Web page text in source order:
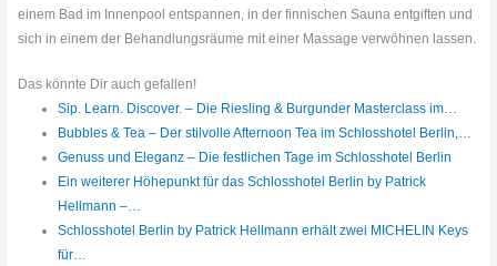
einem Bad im Innenpool entspannen, in der finnischen Sauna entgiften und
sich in einem der Behandlungsräume mit einer Massage verwöhnen lassen.
Das könnte Dir auch gefallen!
Sip. Learn. Discover. – Die Riesling & Burgunder Masterclass im…
Bubbles & Tea – Der stilvolle Afternoon Tea im Schlosshotel Berlin,…
Genuss und Eleganz – Die festlichen Tage im Schlosshotel Berlin
Ein weiterer Höhepunkt für das Schlosshotel Berlin by Patrick
Hellmann –…
Schlosshotel Berlin by Patrick Hellmann erhält zwei MICHELIN Keys
für…